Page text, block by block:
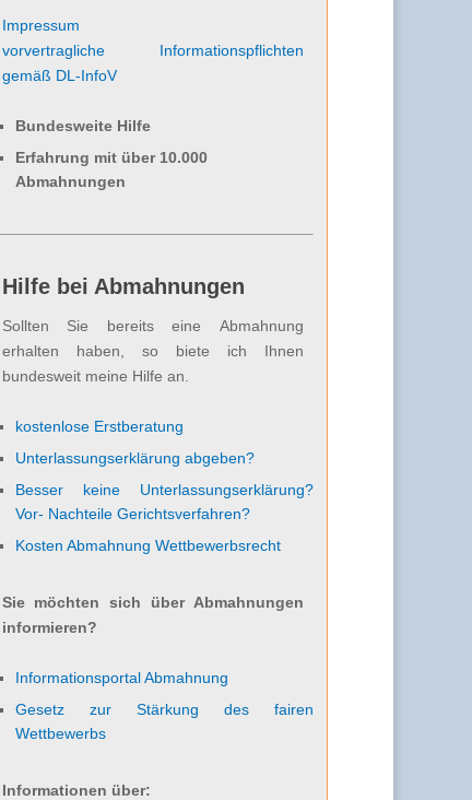
Impressum
vorvertragliche Informationspflichten
gemäß DL-InfoV
Bundesweite Hilfe
Erfahrung mit über 10.000
Abmahnungen
Hilfe bei Abmahnungen
Sollten Sie bereits eine Abmahnung
erhalten haben, so biete ich Ihnen
bundesweit meine Hilfe an.
kostenlose Erstberatung
Unterlassungserklärung abgeben?
Besser keine Unterlassungserklärung?
Vor- Nachteile Gerichtsverfahren?
Kosten Abmahnung Wettbewerbsrecht
Sie möchten sich über Abmahnungen
informieren?
Informationsportal Abmahnung
Gesetz zur Stärkung des fairen
Wettbewerbs
Informationen über: